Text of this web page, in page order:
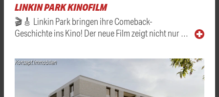
LINKIN PARK KINOFILM
🎬🎸 Linkin Park bringen ihre Comeback-
Geschichte ins Kino! Der neue Film zeigt nicht nur …
Konzept Immobilien